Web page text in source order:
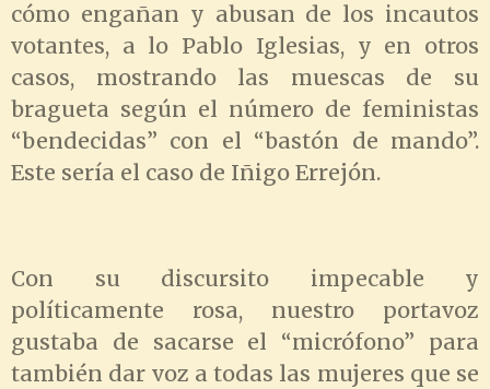
cómo engañan y abusan de los incautos
votantes, a lo Pablo Iglesias, y en otros
casos, mostrando las muescas de su
bragueta según el número de feministas
“bendecidas” con el “bastón de mando”.
Este sería el caso de Iñigo Errejón.
Con su discursito impecable y
políticamente rosa, nuestro portavoz
gustaba de sacarse el “micrófono” para
también dar voz a todas las mujeres que se